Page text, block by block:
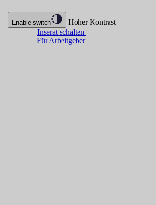
Enable switch
Hoher Kontrast
Inserat schalten
Für Arbeitgeber